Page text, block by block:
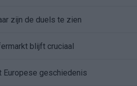
zijn de duels te zien
blijft cruciaal
Europese geschiedenis